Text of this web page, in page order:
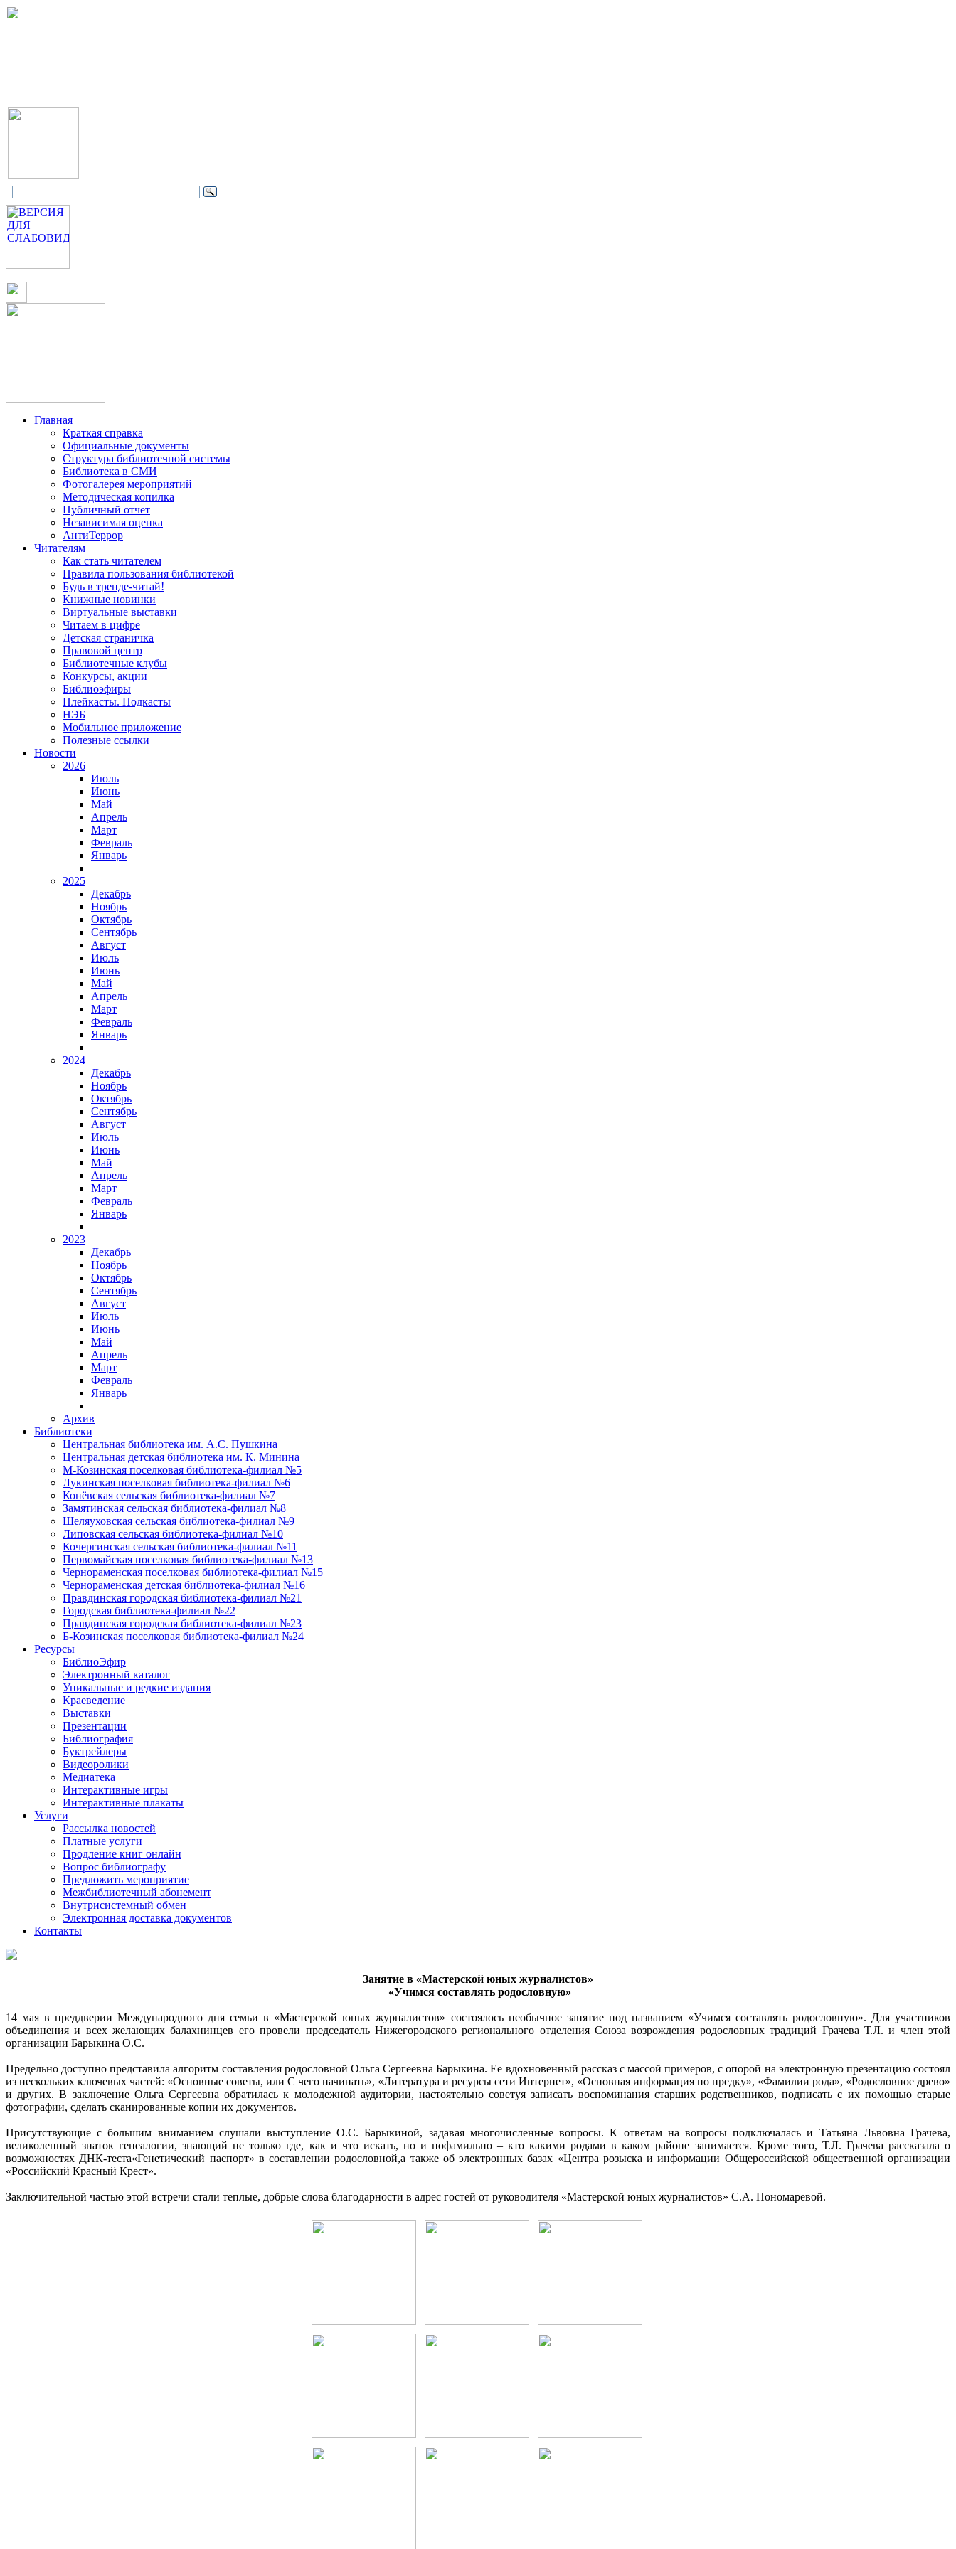
Главная
Краткая справка
Официальные документы
Структура библиотечной системы
Библиотека в СМИ
Фотогалерея мероприятий
Методическая копилка
Публичный отчет
Независимая оценка
АнтиТеррор
Читателям
Как стать читателем
Правила пользования библиотекой
Будь в тренде-читай!
Книжные новинки
Виртуальные выставки
Читаем в цифре
Детская страничка
Правовой центр
Библиотечные клубы
Конкурсы, акции
Библиоэфиры
Плейкасты. Подкасты
НЭБ
Мобильное приложение
Полезные ссылки
Новости
2026
Июль
Июнь
Май
Апрель
Март
Февраль
Январь
2025
Декабрь
Ноябрь
Октябрь
Сентябрь
Август
Июль
Июнь
Май
Апрель
Март
Февраль
Январь
2024
Декабрь
Ноябрь
Октябрь
Сентябрь
Август
Июль
Июнь
Май
Апрель
Март
Февраль
Январь
2023
Декабрь
Ноябрь
Октябрь
Сентябрь
Август
Июль
Июнь
Май
Апрель
Март
Февраль
Январь
Архив
Библиотеки
Центральная библиотека им. А.С. Пушкина
Центральная детская библиотека им. К. Минина
М-Козинская поселковая библиотека-филиал №5
Лукинская поселковая библиотека-филиал №6
Конёвская сельская библиотека-филиал №7
Замятинская сельская библиотека-филиал №8
Шеляуховская сельская библиотека-филиал №9
Липовская сельская библиотека-филиал №10
Кочергинская сельская библиотека-филиал №11
Первомайская поселковая библиотека-филиал №13
Чернораменская поселковая библиотека-филиал №15
Чернораменская детская библиотека-филиал №16
Правдинская городская библиотека-филиал №21
Городская библиотека-филиал №22
Правдинская городская библиотека-филиал №23
Б-Козинская поселковая библиотека-филиал №24
Ресурсы
БиблиоЭфир
Электронный каталог
Уникальные и редкие издания
Краеведение
Выставки
Презентации
Библиография
Буктрейлеры
Видеоролики
Медиатека
Интерактивные игры
Интерактивные плакаты
Услуги
Рассылка новостей
Платные услуги
Продление книг онлайн
Вопрос библиографу
Предложить мероприятие
Межбиблиотечный абонемент
Внутрисистемный обмен
Электронная доставка документов
Контакты
Занятие в «Мастерской юных журналистов»
«Учимся составлять родословную»
14 мая в преддверии Международного дня семьи в «Мастерской юных журналистов» состоялось необычное занятие под названием «Учимся составлять родословную». Для участников
объединения и всех желающих балахнинцев его провели председатель Нижегородского регионального отделения Союза возрождения родословных традиций Грачева Т.Л. и член этой
организации Барыкина О.С.
Предельно доступно представила алгоритм составления родословной Ольга Сергеевна Барыкина. Ее вдохновенный рассказ с массой примеров, с опорой на электронную презентацию состоял
из нескольких ключевых частей: «Основные советы, или С чего начинать», «Литература и ресурсы сети Интернет», «Основная информация по предку», «Фамилии рода», «Родословное древо»
и других. В заключение Ольга Сергеевна обратилась к молодежной аудитории, настоятельно советуя записать воспоминания старших родственников, подписать с их помощью старые
фотографии, сделать сканированные копии их документов.
Присутствующие с большим вниманием слушали выступление О.С. Барыкиной, задавая многочисленные вопросы. К ответам на вопросы подключалась и Татьяна Львовна Грачева,
великолепный знаток генеалогии, знающий не только где, как и что искать, но и пофамильно – кто какими родами в каком районе занимается. Кроме того, Т.Л. Грачева рассказала о
возможностях ДНК-теста«Генетический паспорт» в составлении родословной,а также об электронных базах «Центра розыска и информации Общероссийской общественной организации
«Российский Красный Крест».
Заключительной частью этой встречи стали теплые, добрые слова благодарности в адрес гостей от руководителя «Мастерской юных журналистов» С.А. Пономаревой.